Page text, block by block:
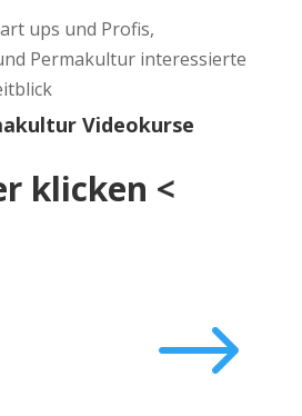
ups und Profis,
Permakultur interessierte
Videokurse
klicken <
$